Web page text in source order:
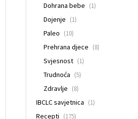
Dohrana bebe (1)
Dojenje (1)
Paleo (10)
Prehrana djece (8)
Svjesnost (1)
Trudnoća (5)
Zdravlje (8)
IBCLC savjetnica (1)
Recepti (175)